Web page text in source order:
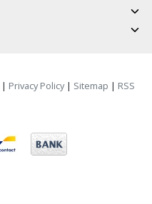
| Privacy Policy| Sitemap | RSS